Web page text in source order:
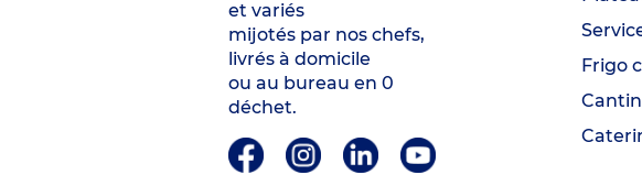
et variés
mijotés par nos chefs,
livrés à domicile
ou au bureau en 0
déchet.
Frigo